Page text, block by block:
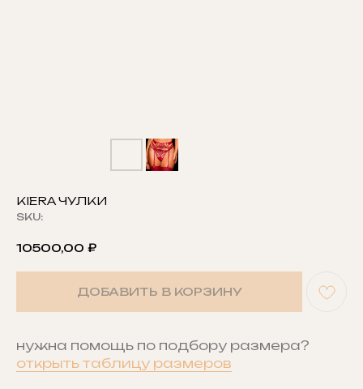
KIERA ЧУЛКИ
SKU:
10500,00 ₽
ДОБАВИТЬ В КОРЗИНУ
нужна помощь по подбору размера?
открыть таблицу размеров